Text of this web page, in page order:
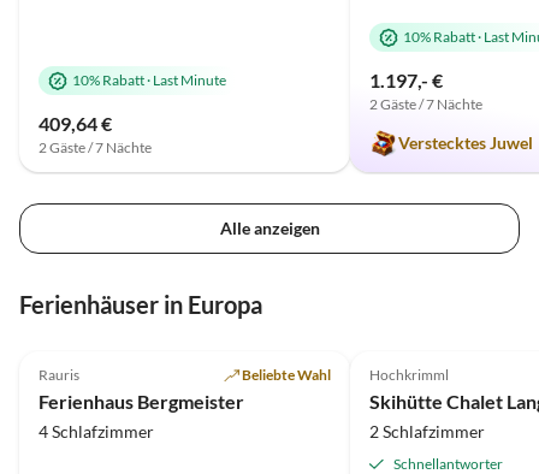
10% Rabatt· Last Minute
409,64 €
2 Gäste / 7 Nächte
10% Rabatt· Last
1.197,- €
2 Gäste / 7 Nächte
Verstecktes Juwel
Alle anzeigen
Ferienhäuser in Europa
Rauris Beliebte Wahl
Ferienhaus Bergmeister
4 Schlafzimmer
Hochkrimml
2 Schlafzimmer
Schnellantworter